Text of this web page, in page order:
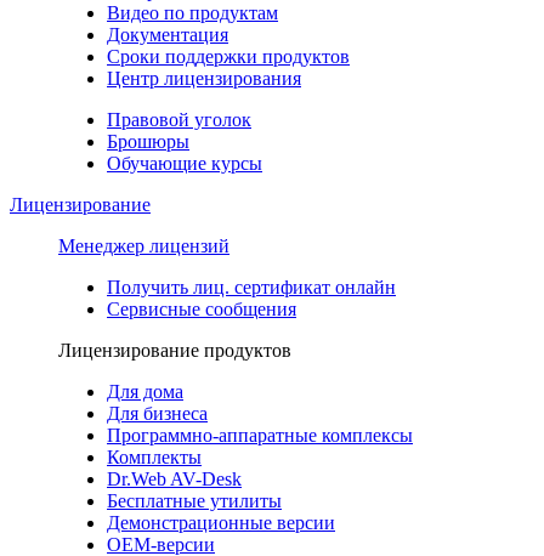
Видео по продуктам
Документация
Сроки поддержки продуктов
Центр лицензирования
Правовой уголок
Брошюры
Обучающие курсы
Лицензирование
Менеджер лицензий
Получить лиц. сертификат онлайн
Сервисные сообщения
Лицензирование продуктов
Для дома
Для бизнеса
Программно-аппаратные комплексы
Комплекты
Dr.Web AV-Desk
Бесплатные утилиты
Демонстрационные версии
ОЕМ-версии